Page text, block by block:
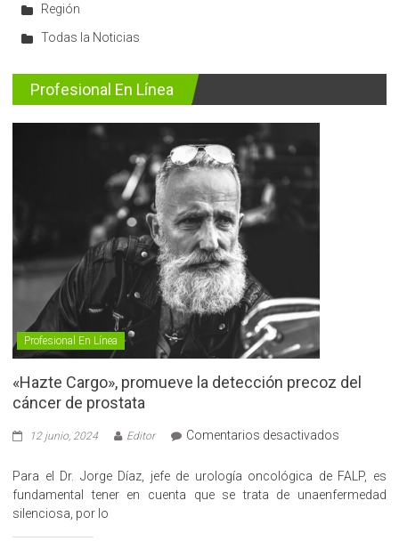
Región
Todas la Noticias
Profesional En Línea
Profesional En Línea
«Hazte Cargo», promueve la detección precoz del
cáncer de prostata
12 junio, 2024 Editor Comentarios desactivados
Cargo»,
promueve
Para el Dr. Jorge Díaz, jefe de urología oncológica de FALP, es
fundamental tener en cuenta que se trata de unaenfermedad
silenciosa, por lo